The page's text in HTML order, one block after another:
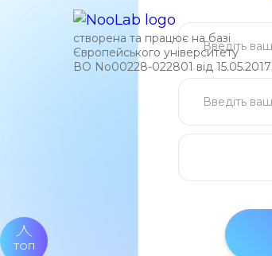
створена та працює на базі
Європейського університету
ВО No00228-022801 від 15.05.2017
ТОП